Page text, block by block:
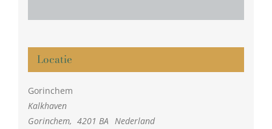
Locatie
Gorinchem
Kalkhaven
Gorinchem, 4201 BA
Nederland